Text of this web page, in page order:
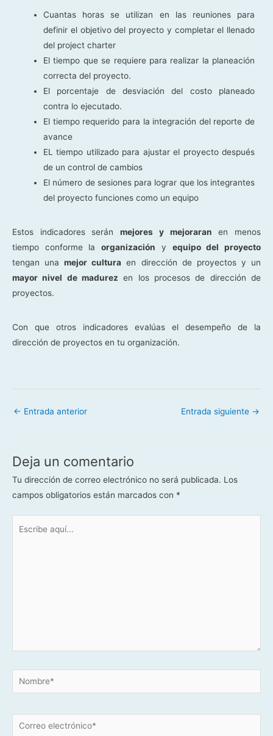
Cuantas horas se utilizan en las reuniones para
definir el objetivo del proyecto y completar el llenado
del project charter
El tiempo que se requiere para realizar la planeación
correcta del proyecto.
El porcentaje de desviación del costo planeado
contra lo ejecutado.
El tiempo requerido para la integración del reporte de
avance
EL tiempo utilizado para ajustar el proyecto después
de un control de cambios
El número de sesiones para lograr que los integrantes
del proyecto funciones como un equipo
Estos indicadores seránmejores y mejoraran en menos
tiempo conforme laorganización y equipo del proyecto
tengan unamejor cultura en dirección de proyectos y un
mayor nivel de madurez en los procesos de dirección de
proyectos.
Con que otros indicadores evalúas el desempeño de la
dirección de proyectos en tu organización.
← Entrada anterior Entrada siguiente →
Deja un comentario
Tu dirección de correo electrónico no será publicada. Los
campos obligatorios están marcados con *
Nombre*
Correo